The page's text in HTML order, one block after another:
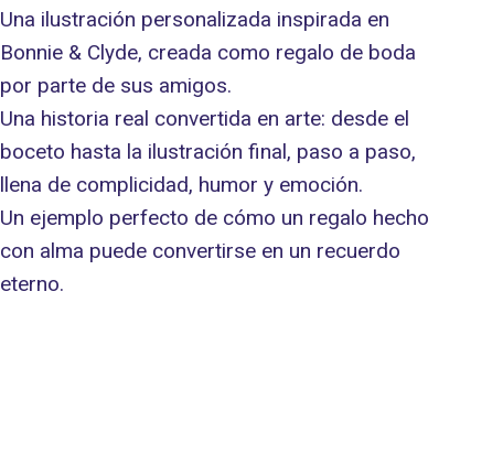
Una ilustración personalizada inspirada en
Bonnie & Clyde, creada como regalo de boda
por parte de sus amigos.
Una historia real convertida en arte: desde el
boceto hasta la ilustración final, paso a paso,
llena de complicidad, humor y emoción.
Un ejemplo perfecto de cómo un regalo hecho
con alma puede convertirse en un recuerdo
eterno.